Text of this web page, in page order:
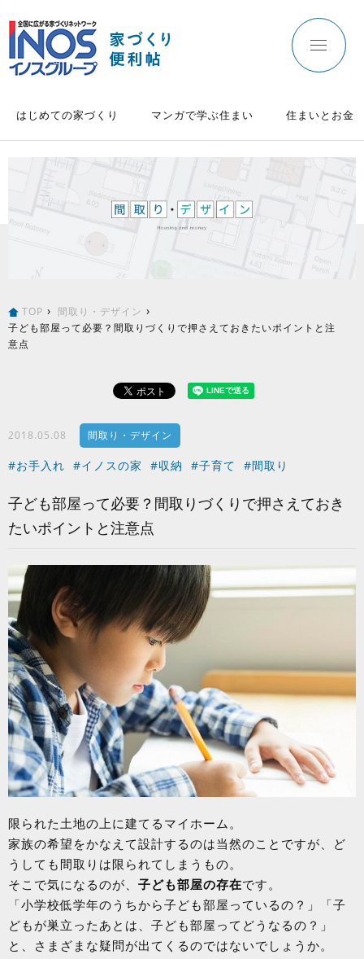
はじめての家づくり マンガで学ぶ住まい 住まいとお金
TOP
間取り・デザイン
子ども部屋って必要？間取りづくりで押さえておきたいポイントと注
意点
2018.05.08 間取り・デザイン
#お手入れ #イノスの家 #収納 #子育て #間取り
子ども部屋って必要？間取りづくりで押さえておき
たいポイントと注意点
限られた土地の上に建てるマイホーム。
家族の希望をかなえて設計するのは当然のことですが、ど
うしても間取りは限られてしまうもの。
そこで気になるのが、 子ども部屋の存在です。
「小学校低学年のうちから子ども部屋っているの？」「子
どもが巣立ったあとは、子ども部屋ってどうなるの？」
と、さまざまな疑問が出てくるのではないでしょうか。